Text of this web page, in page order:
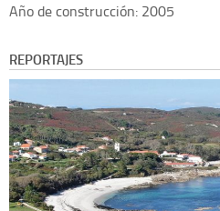
Año de construcción: 2005
REPORTAJES